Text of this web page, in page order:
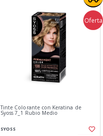
Oferta
Tinte Colorante con Keratina de
Syoss 7_1 Rubio Medio
SYOSS